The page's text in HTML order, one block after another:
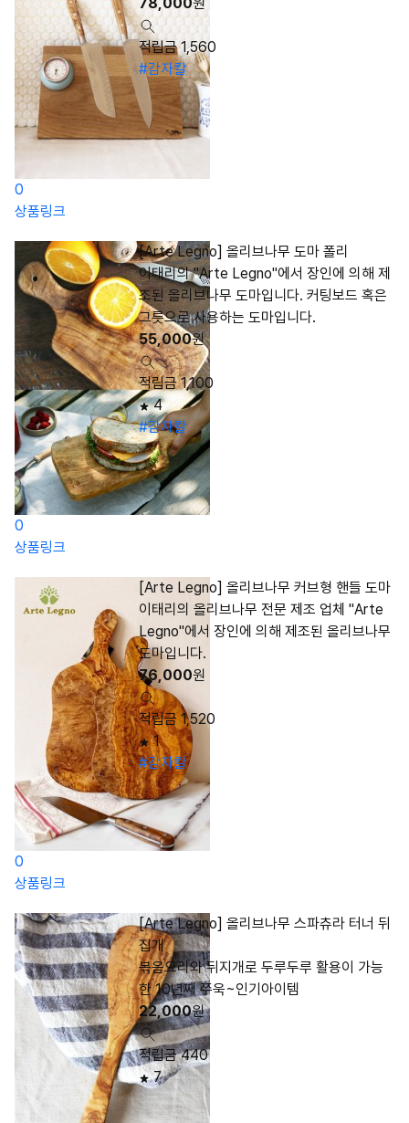
0
적립금 1,560
#감자칼
상품링크
0
[Arte Legno] 올리브나무 도마 폴리
이태리의 "Arte Legno"에서 장인에 의해 제
조된 올리브나무 도마입니다. 커팅보드 혹은
그릇으로 사용하는 도마입니다.
55,000원
적립금 1,100
4
#감자칼
상품링크
0
[Arte Legno] 올리브나무 커브형 핸들 도마
이태리의 올리브나무 전문 제조 업체 "Arte
Legno"에서 장인에 의해 제조된 올리브나무
도마입니다.
76,000원
적립금 1,520
1
#감자칼
상품링크
[Arte Legno] 올리브나무 스파츄라 터너 뒤
집개
볶음요리와 뒤지개로 두루두루 활용이 가능
한 10년째 쭈욱~인기아이템
22,000원
적립금 440
7